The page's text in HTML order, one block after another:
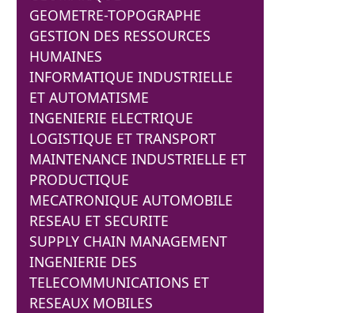
GEOMETRE-TOPOGRAPHE
GESTION DES RESSOURCES
HUMAINES
INFORMATIQUE INDUSTRIELLE
ET AUTOMATISME
INGENIERIE ELECTRIQUE
LOGISTIQUE ET TRANSPORT
MAINTENANCE INDUSTRIELLE ET
PRODUCTIQUE
MECATRONIQUE AUTOMOBILE
RESEAU ET SECURITE
SUPPLY CHAIN MANAGEMENT
INGENIERIE DES
TELECOMMUNICATIONS ET
RESEAUX MOBILES